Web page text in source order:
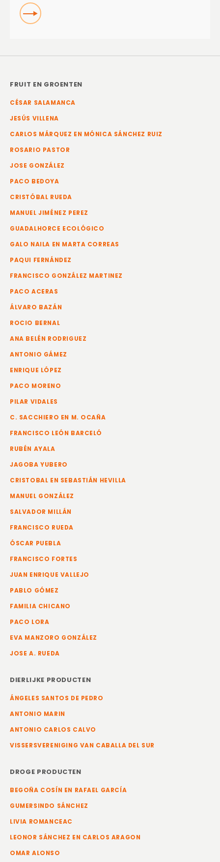
READ
FRUIT EN GROENTEN
CÉSAR SALAMANCA
JESÚS VILLENA
CARLOS MÁRQUEZ EN MÓNICA SÁNCHEZ RUIZ
ROSARIO PASTOR
JOSE GONZÁLEZ
PACO BEDOYA
CRISTÓBAL RUEDA
MANUEL JIMÉNEZ PEREZ
GUADALHORCE ECOLÓGICO
GALO NAILA EN MARTA CORREAS
PAQUI FERNÁNDEZ
FRANCISCO GONZÁLEZ MARTINEZ
PACO ACERAS
ÁLVARO BAZÁN
ROCIO BERNAL
ANA BELÉN RODRIGUEZ
ANTONIO GÁMEZ
ENRIQUE LÓPEZ
PACO MORENO
PILAR VIDALES
C. SACCHIERO EN M. OCAÑA
FRANCISCO LEÓN BARCELÓ
RUBÉN AYALA
JAGOBA YUBERO
CRISTOBAL EN SEBASTIÁN HEVILLA
MANUEL GONZÁLEZ
SALVADOR MILLÁN
FRANCISCO RUEDA
ÓSCAR PUEBLA
FRANCISCO FORTES
JUAN ENRIQUE VALLEJO
PABLO GÓMEZ
FAMILIA CHICANO
PACO LORA
EVA MANZORO GONZÁLEZ
JOSE A. RUEDA
DIERLIJKE PRODUCTEN
ÁNGELES SANTOS DE PEDRO
ANTONIO MARIN
ANTONIO CARLOS CALVO
VISSERSVERENIGING VAN CABALLA DEL SUR
DROGE PRODUCTEN
BEGOÑA COSÍN EN RAFAEL GARCÍA
GUMERSINDO SÁNCHEZ
LIVIA ROMANCEAC
LEONOR SÁNCHEZ EN CARLOS ARAGON
OMAR ALONSO